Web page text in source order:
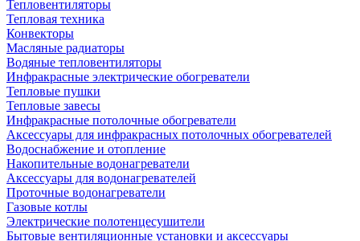
Тепловентиляторы
Тепловая техника
Конвекторы
Масляные радиаторы
Водяные тепловентиляторы
Инфракрасные электрические обогреватели
Тепловые пушки
Тепловые завесы
Инфракрасные потолочные обогреватели
Аксессуары для инфракрасных потолочных обогревателей
Водоснабжение и отопление
Накопительные водонагреватели
Аксессуары для водонагревателей
Проточные водонагреватели
Газовые котлы
Электрические полотенцесушители
Бытовые вентиляционные установки и аксессуары